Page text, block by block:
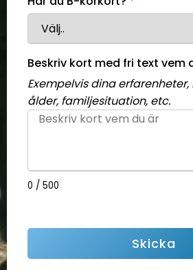
Beskriv kort med fri text vem
Exempelvis dina
ålder, familjesituation, etc.
0 / 500